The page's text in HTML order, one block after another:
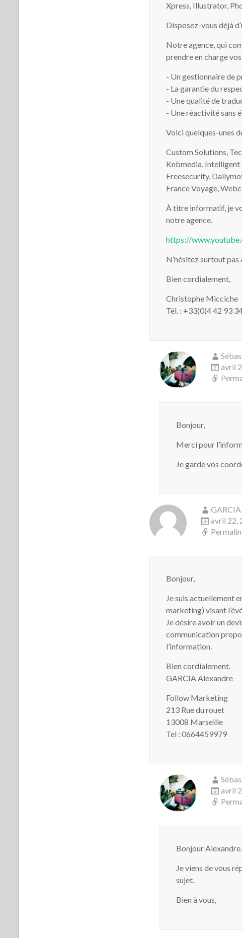
Xpress, Illustrator,
Disposez-vous déjà
Notre agence, qui
prendre en charge
- Un gestionnaire de
- La garantie du
- Une qualité de
- Une réactivité sans
Voici quelques-unes
Custom Solutions,
Knbmedia,
Freesecurity,
France Voyage,
À titre informatif, je
notre agence.
https://
N’hésitez surtout
Bien cordialement,
Christophe Micciche
Tél. : +33(0)4 42 93
avril
Bonjour,
Merci pour
Je garde vos
GARCIA
avril 22,
Bonjour,
Je suis actuellement
marketing) visant
Je désire avoir un
communication
l’information.
Bien cordialement.
GARCIA Alexandre
Follow Marketing
213 Rue du rouet
13008 Marseille
Tel : 0664459979
avril
Bonjour Alexandre.
Je viens de vous
sujet.
Bien à vous,